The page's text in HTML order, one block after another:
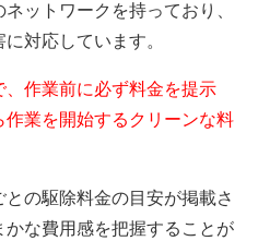
ットワークを持っており、
対応しています。
作業前に必ず料金を提示
作業を開始するクリーンな料
の駆除料金の目安が掲載さ
な費用感を把握することが